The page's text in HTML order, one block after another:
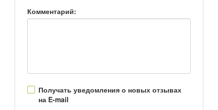
Комментарий:
Получать уведомления о новых отзывах
на E-mail